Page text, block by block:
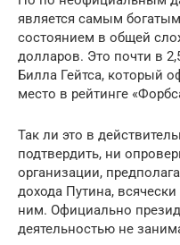
является самым
состоянием в общей
долларов. Это почти в
Билла Гейтса, который
место в рейтинге
Так ли это в
подтвердить, ни
организации,
дохода Путина,
ним. Официально
деятельностью не